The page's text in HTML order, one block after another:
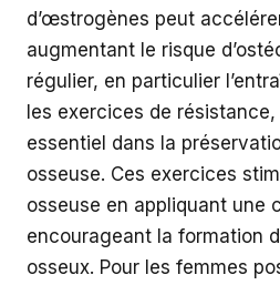
d’œstrogènes peut
augmentant le risque
régulier, en particulier
les exercices de résistance,
essentiel dans la
osseuse. Ces exercices
osseuse en appliquant une
encourageant la formation
osseux. Pour les femmes